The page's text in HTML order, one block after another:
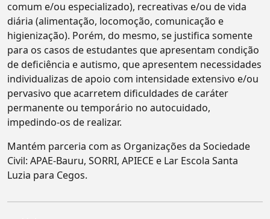
comum e/ou especializado), recreativas e/ou de vida
diária (alimentação, locomoção, comunicação e
higienização). Porém, do mesmo, se justifica somente
para os casos de estudantes que apresentam condição
de deficiência e autismo, que apresentem necessidades
individualizas de apoio com intensidade extensivo e/ou
pervasivo que acarretem dificuldades de caráter
permanente ou temporário no autocuidado,
impedindo-os de realizar.
Mantém parceria com as Organizações da Sociedade
Civil: APAE-Bauru, SORRI, APIECE e Lar Escola Santa
Luzia para Cegos.